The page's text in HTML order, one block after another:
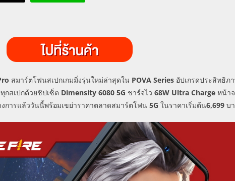
สมาร์ตโฟนสเปกเกมมิ่งรุ่นใหม่ล่าสุดใน POVA Series อัปเกรดประสิทธิภ
กสเปกด้วยชิปเซ็ต Dimensity 6080 5G ชาร์จไว 68W Ultra Charge หน้า
งการแล้ววันนี้พร้อมเขย่าราคาตลาดสมาร์ตโฟน 5G ในราคาเริ่มต้น6,699 บ